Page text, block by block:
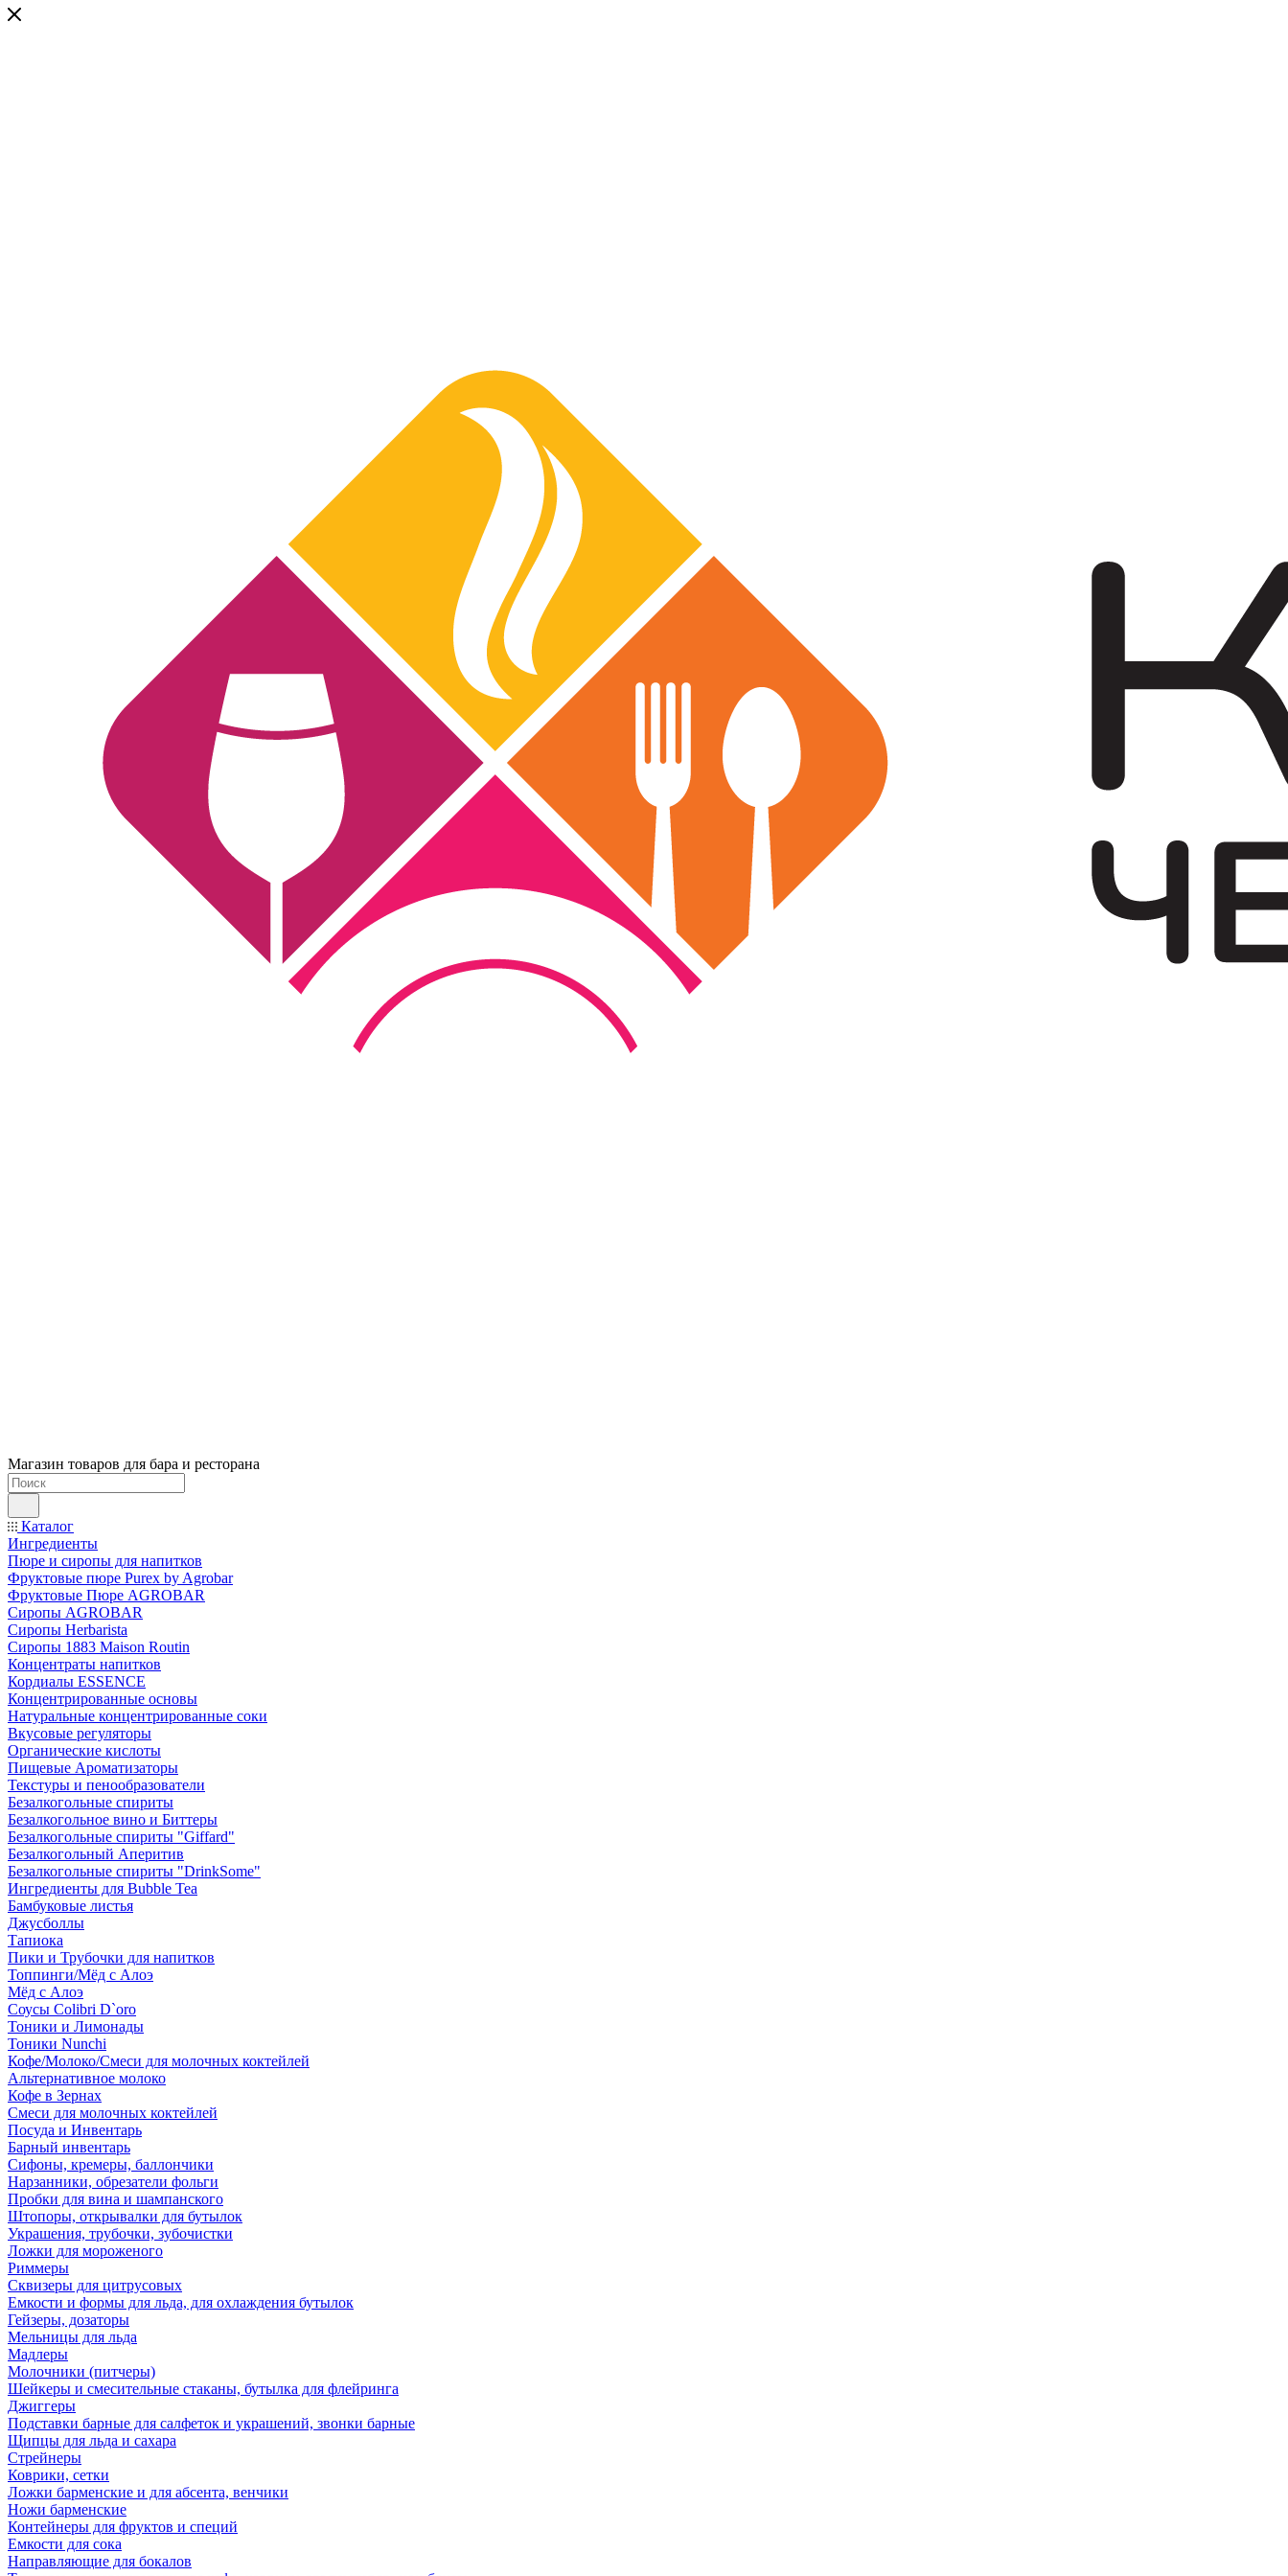
Магазин товаров для бара и ресторана
Каталог
Ингредиенты
Пюре и сиропы для напитков
Фруктовые пюре Purex by Agrobar
Фруктовые Пюре AGROBAR
Сиропы AGROBAR
Сиропы Herbarista
Сиропы 1883 Maison Routin
Концентраты напитков
Кордиалы ESSENCE
Концентрированные основы
Натуральные концентрированные соки
Вкусовые регуляторы
Органические кислоты
Пищевые Ароматизаторы
Текстуры и пенообразователи
Безалкогольные спириты
Безалкогольное вино и Биттеры
Безалкогольные спириты "Giffard"
Безалкогольный Аперитив
Безалкогольные спириты "DrinkSome"
Ингредиенты для Bubble Tea
Бамбуковые листья
Джусболлы
Тапиока
Пики и Трубочки для напитков
Топпинги/Мёд с Алоэ
Мёд с Алоэ
Соусы Colibri D`oro
Тоники и Лимонады
Тоники Nunchi
Кофе/Молоко/Смеси для молочных коктейлей
Альтернативное молоко
Кофе в Зернах
Смеси для молочных коктейлей
Посуда и Инвентарь
Барный инвентарь
Сифоны, кремеры, баллончики
Нарзанники, обрезатели фольги
Пробки для вина и шампанского
Штопоры, открывалки для бутылок
Украшения, трубочки, зубочистки
Ложки для мороженого
Риммеры
Сквизеры для цитрусовых
Емкости и формы для льда, для охлаждения бутылок
Гейзеры, дозаторы
Мельницы для льда
Мадлеры
Молочники (питчеры)
Шейкеры и смесительные стаканы, бутылка для флейринга
Джиггеры
Подставки барные для салфеток и украшений, звонки барные
Щипцы для льда и сахара
Стрейнеры
Коврики, сетки
Ложки барменские и для абсента, венчики
Ножи барменские
Контейнеры для фруктов и специй
Емкости для сока
Направляющие для бокалов